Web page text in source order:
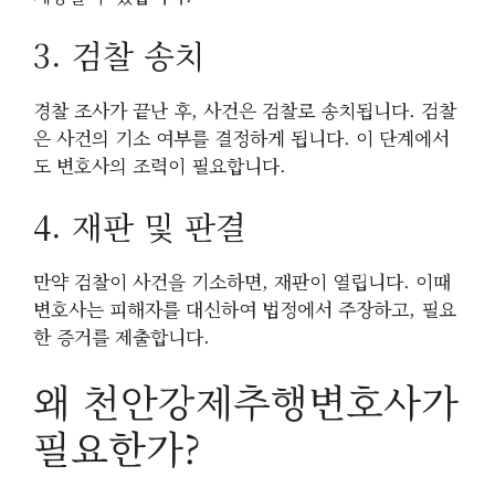
3. 검찰 송치
경찰 조사가 끝난 후, 사건은 검찰로 송치됩니다. 검찰
은 사건의 기소 여부를 결정하게 됩니다. 이 단계에서
도 변호사의 조력이 필요합니다.
4. 재판 및 판결
만약 검찰이 사건을 기소하면, 재판이 열립니다. 이때
변호사는 피해자를 대신하여 법정에서 주장하고, 필요
한 증거를 제출합니다.
왜 천안강제추행변호사가
필요한가?